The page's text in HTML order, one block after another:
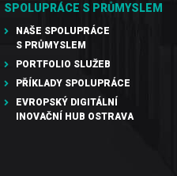
SPOLUPRÁCE S PRŮMYSLEM
NAŠE SPOLUPRÁCE
S PRŮMYSLEM
PORTFOLIO SLUŽEB
PŘÍKLADY SPOLUPRÁCE
EVROPSKÝ DIGITÁLNÍ
INOVAČNÍ HUB OSTRAVA